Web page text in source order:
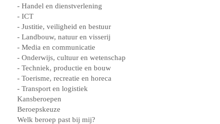
- Handel en dienstverlening
- ICT
- Justitie, veiligheid en bestuur
- Landbouw, natuur en visserij
- Media en communicatie
- Onderwijs, cultuur en wetenschap
- Techniek, productie en bouw
- Toerisme, recreatie en horeca
- Transport en logistiek
Kansberoepen
Beroepskeuze
Welk beroep past bij mij?